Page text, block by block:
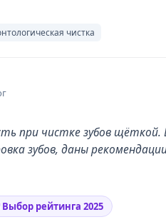
чистка
при чистке зубов щёткой.
зубов, даны
Выбор рейтинга 2025